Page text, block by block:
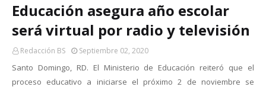
Educación asegura año escolar
será virtual por radio y televisión
Redacción BS Septiembre 02, 2020
Santo Domingo, RD. El Ministerio de Educación reiteró que el
proceso educativo a iniciarse el próximo 2 de noviembre se